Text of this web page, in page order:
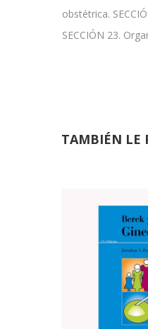
obstétrica.
SECCIÓN 23.
TAMBIÉN LE